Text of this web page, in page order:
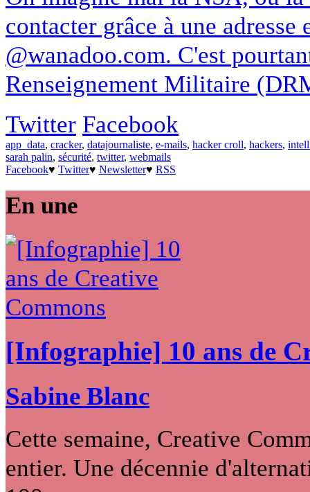
contacter grâce à une
@wanadoo.com. C'est
Renseignement Militaire
Twitter Facebook
app_data, cracker, datajournaliste, e-mails, hacker croll, hackers,
sarah palin, sécurité, twitter, webmails
Facebook♥ Twitter♥ Newsletter♥ RSS
En une
[Infographie] 10 ans de
Sabine Blanc
Cette semaine, Creative
entier. Une décennie